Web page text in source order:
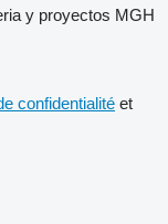
y proyectos MGH
confidentialité et